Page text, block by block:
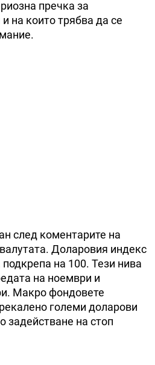
пречка за
на които трябва да се
след коментарите на
Доларовия индекс
на 100. Тези нива
на ноември и
Макро фондовете
големи доларови
задействане на стоп